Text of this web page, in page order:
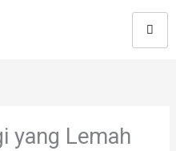
yang Lemah